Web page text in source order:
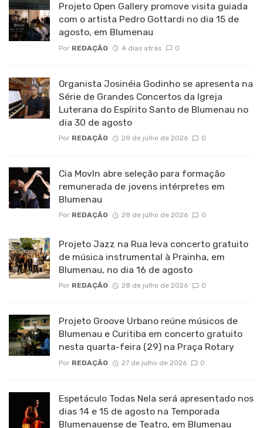
Projeto Open Gallery promove visita guiada
com o artista Pedro Gottardi no dia 15 de
agosto, em Blumenau
Por REDAÇÃO 4 dias atrás 0
Organista Josinéia Godinho se apresenta na
Série de Grandes Concertos da Igreja
Luterana do Espírito Santo de Blumenau no
dia 30 de agosto
Por REDAÇÃO 28 de julho de 2026 0
Cia MovIn abre seleção para formação
remunerada de jovens intérpretes em
Blumenau
Por REDAÇÃO 28 de julho de 2026 0
Projeto Jazz na Rua leva concerto gratuito
de música instrumental à Prainha, em
Blumenau, no dia 16 de agosto
Por REDAÇÃO 28 de julho de 2026 0
Projeto Groove Urbano reúne músicos de
Blumenau e Curitiba em concerto gratuito
nesta quarta-feira (29) na Praça Rotary
Por REDAÇÃO 27 de julho de 2026 0
Espetáculo Todas Nela será apresentado nos
dias 14 e 15 de agosto na Temporada
Blumenauense de Teatro, em Blumenau